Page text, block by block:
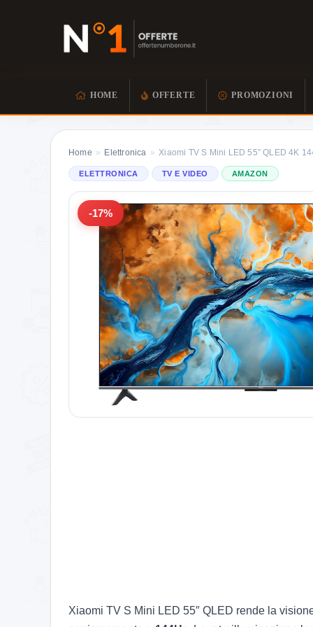
HOME OFFERTE PROMOZIONI
Home » Elettronica » Xiaomi TV S Mini LED 55″ QLED 4K
ELETTRONICA TV E VIDEO AMAZON
-17%
Xiaomi TV S Mini LED 55″ QLED rende la